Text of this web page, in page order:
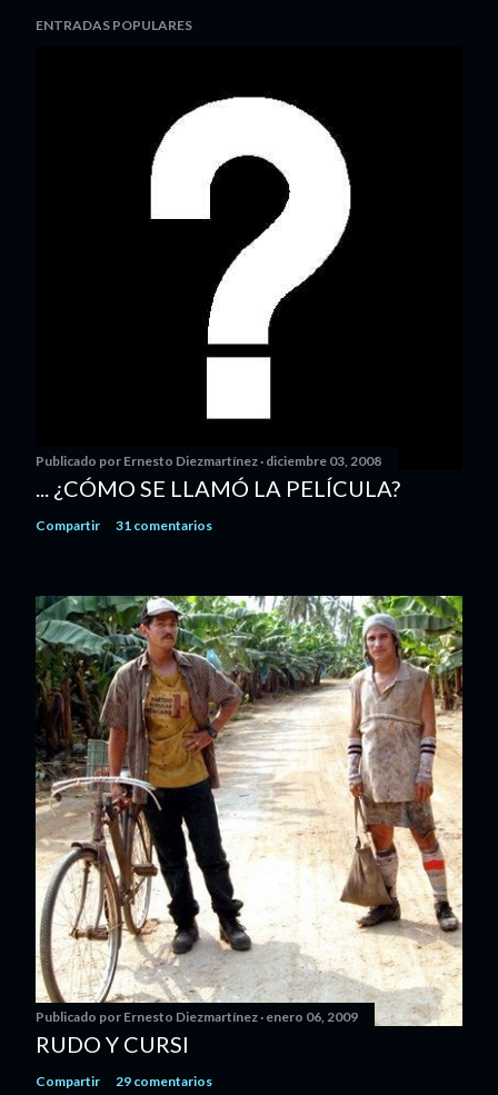
ENTRADAS POPULARES
Publicado por Ernesto Diezmartínez diciembre 03, 2008
... ¿CÓMO SE LLAMÓ LA PELÍCULA?
Compartir 31 comentarios
Publicado por Ernesto Diezmartínez enero 06, 2009
RUDO Y CURSI
Compartir 29 comentarios